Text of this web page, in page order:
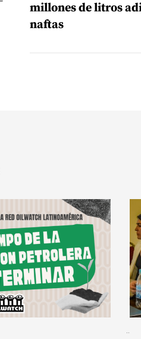
millones de litros
naftas